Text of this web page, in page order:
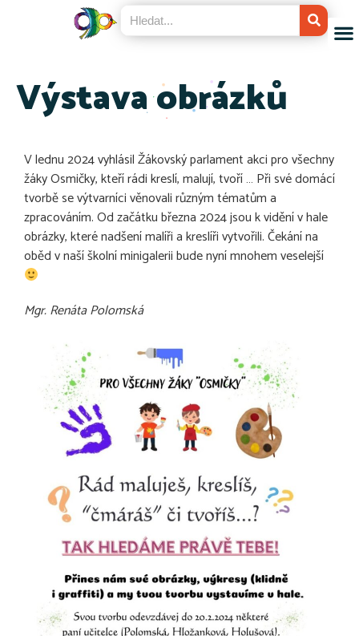
Výstava obrázků
V lednu 2024 vyhlásil Žákovský parlament akci pro všechny
žáky Osmičky, kteří rádi kreslí, malují, tvoří … Při své domácí
tvorbě se výtvarníci věnovali různým tématům a
zpracováním. Od začátku března 2024 jsou k vidění v hale
obrázky, které nadšení malíři a kreslíři vytvořili. Čekání na
oběd v naší školní minigalerii bude nyní mnohem veselejší
Mgr. Renáta Polomská